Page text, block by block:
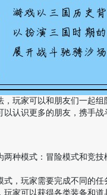
，玩家可以和朋友们一起组
以认识更多的朋友，携手战
种模式：冒险模式和竞技
式，玩家需要完成不同的